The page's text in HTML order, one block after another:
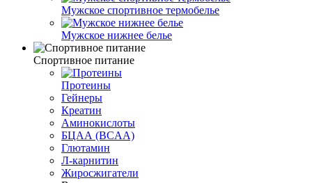
Мужское спортивное термобелье
Мужское нижнее белье
Спортивное питание
Протеины
Гейнеры
Креатин
Аминокислоты
БЦАА (BCAA)
Глютамин
Л-карнитин
Жиросжигатели